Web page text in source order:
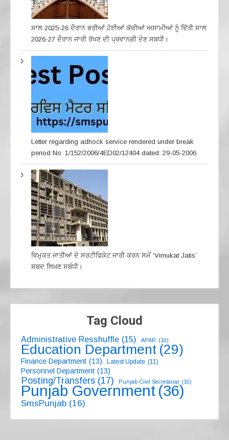
ਸਾਲ 2025-26 ਦੌਰਾਨ ਭਰੀਆਂ ਹੋਈਆਂ ਕੱਚੀਆਂ ਅਸਾਮੀਆਂ ਨੂੰ ਵਿੱਤੀ ਸਾਲ
2026-27 ਦੌਰਾਨ ਜਾਰੀ ਰੱਖਣ ਦੀ ਪ੍ਰਵਾਨਗੀ ਦੇਣ ਸਬਧੀ।
Letter regarding adhock service rendered under break
period No: 1/152/2006/4ED02/12404 dated: 29-05-2006
ਵਿਮੁਕਤ ਜਾਤੀਆਂ ਦੇ ਸਰਟੀਫਿਕੇਟ ਜਾਰੀ ਕਰਨ ਸਮੇਂ ‘Vimukat Jatis’
ਸ਼ਬਦ ਲਿਖਣ ਸਬੰਧੀ।
Tag Cloud
Administrative Resshuffle (15) APAR (10)
Education Department (29)
Finance Department (13) Latest Update (11)
Personnel Department (13)
Posting/Transfers (17) Punjab Civil Secretariat (10)
Punjab Government (36)
SmsPunjab (16)